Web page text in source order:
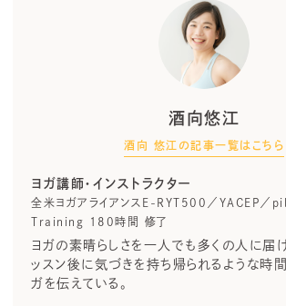
酒向悠江
酒向 悠江の記事一覧はこちら
ヨガ講師・インストラクター
全米ヨガアライアンスE-RYT500／YACEP
Training 180時間 修了
ヨガの素晴らしさを一人でも多くの人に届
ッスン後に気づきを持ち帰られるような時
ガを伝えている。